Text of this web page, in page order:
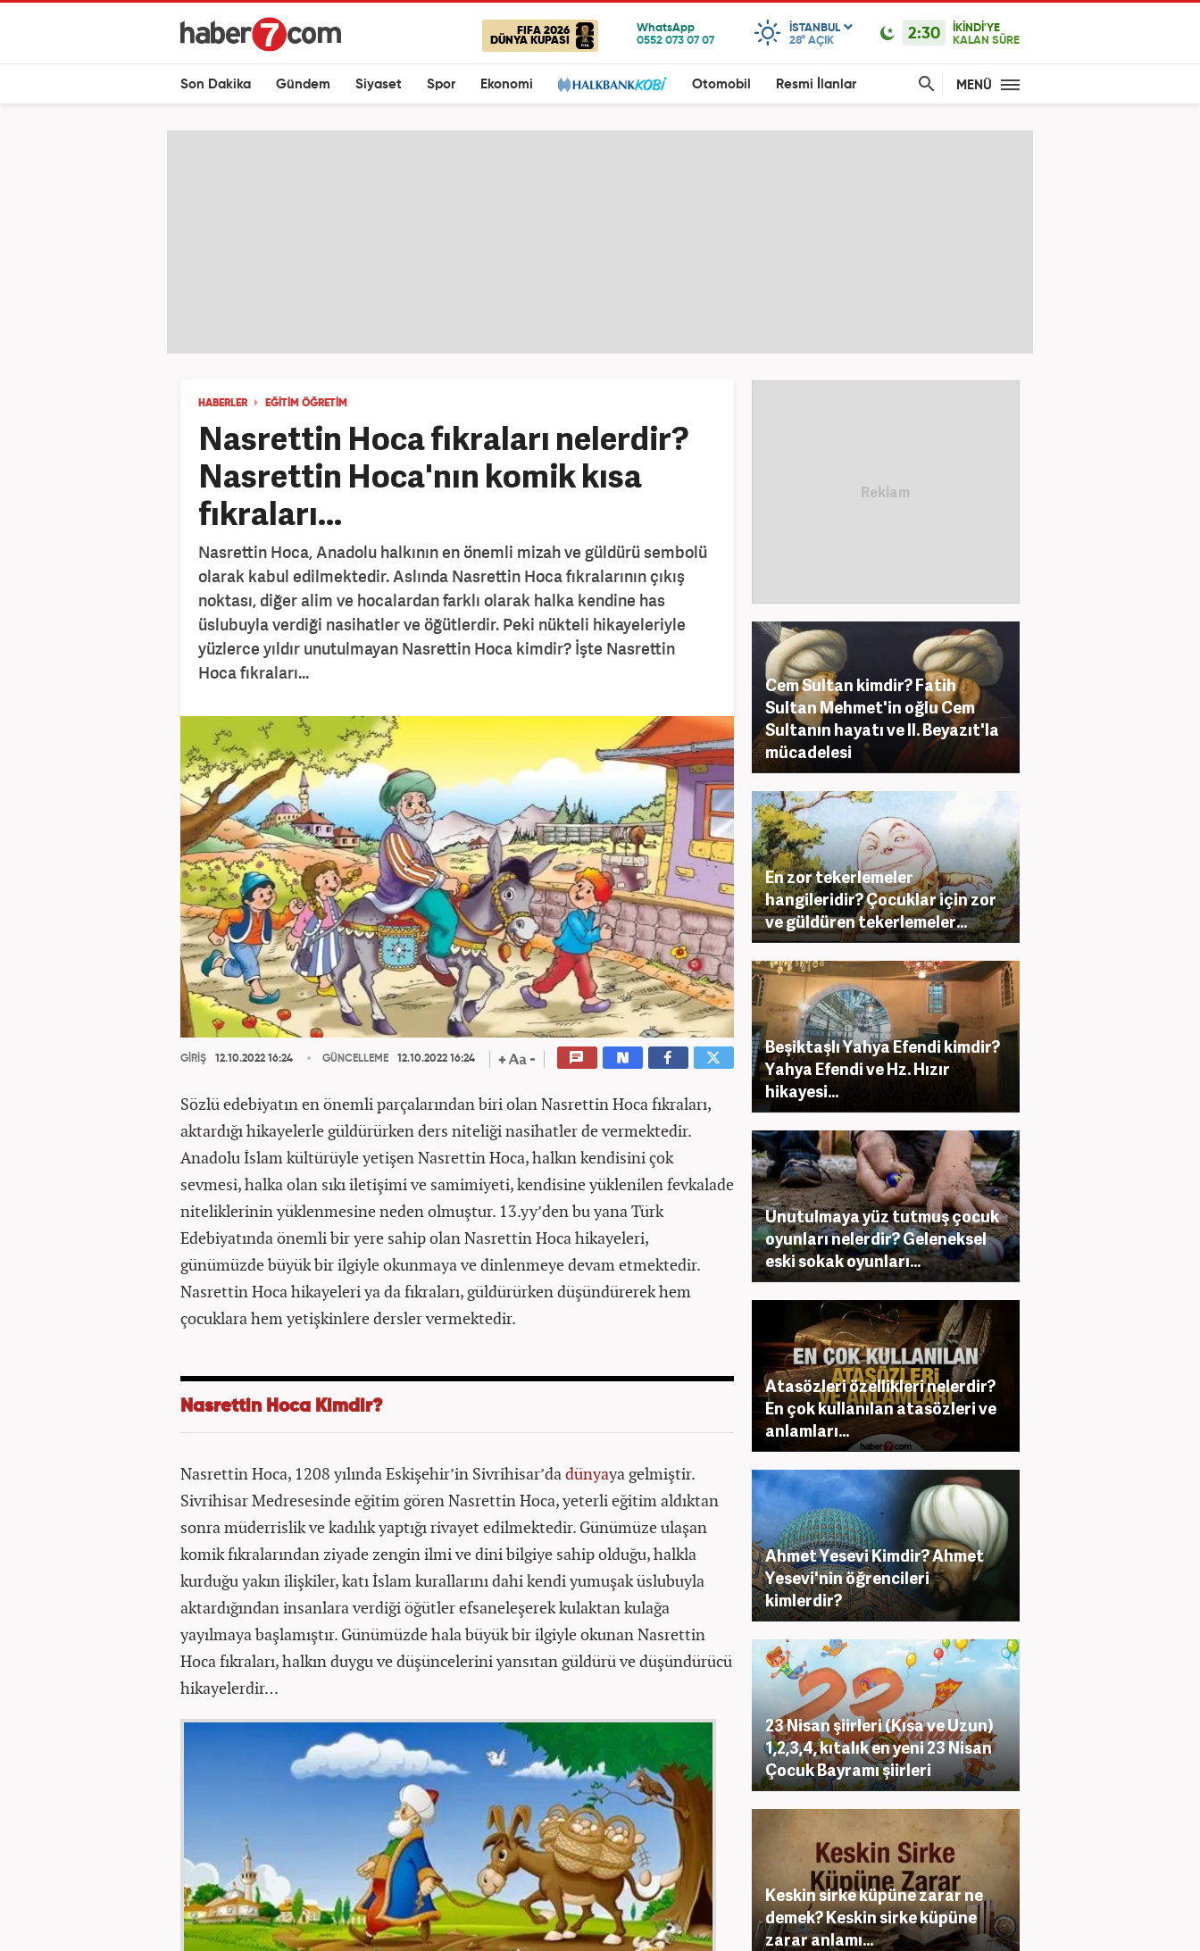
FIFA 2026
DÜNYA KUPASI
ISTANBUL
28° AÇIK 2:30
İKİNDİ'YE
KALAN SÜRE
Son Dakika Gündem Siyaset Spor Ekonomi Otomobil Resmi İlanlar MENÜ
HABERLER EĞİTİM ÖĞRETİM
Nasrettin Hoca fıkraları nelerdir?
Nasrettin Hoca'nın komik kısa
fıkraları...
Nasrettin Hoca, Anadolu halkının en önemli mizah ve güldürü sembolü
olarak kabul edilmektedir. Aslında Nasrettin Hoca fıkralarının çıkış
noktası, diğer alim ve hocalardan farklı olarak halka kendine has
üslubuyla verdiği nasihatler ve öğütlerdir. Peki nükteli hikayeleriyle
yüzlerce yıldır unutulmayan Nasrettin Hoca kimdir? İşte Nasrettin
Hoca fıkraları...
GİRİŞ 12.10.2022 16:24 GÜNCELLEME 12.10.2022 16:24
Sözlü edebiyatın en önemli parçalarından biri olan Nasrettin Hoca fıkraları,
aktardığı hikayelerle güldürürken ders niteliği nasihatler de vermektedir.
Anadolu İslam kültürüyle yetişen Nasrettin Hoca, halkın kendisini çok
sevmesi, halka olan sıkı iletişimi ve samimiyeti, kendisine yüklenilen fevkalade
niteliklerinin yüklenmesine neden olmuştur. 13.yy’den bu yana Türk
Edebiyatında önemli bir yere sahip olan Nasrettin Hoca hikayeleri,
günümüzde büyük bir ilgiyle okunmaya ve dinlenmeye devam etmektedir.
Nasrettin Hoca hikayeleri ya da fıkraları, güldürürken düşündürerek hem
çocuklara hem yetişkinlere dersler vermektedir.
Nasrettin Hoca Kimdir?
Nasrettin Hoca, 1208 yılında Eskişehir’in Sivrihisar’dadünyaya gelmiştir.
Sivrihisar Medresesinde eğitim gören Nasrettin Hoca, yeterli eğitim aldıktan
sonra müderrislik ve kadılık yaptığı rivayet edilmektedir. Günümüze ulaşan
komik fıkralarından ziyade zengin ilmi ve dini bilgiye sahip olduğu, halkla
kurduğu yakın ilişkiler, katı İslam kurallarını dahi kendi yumuşak üslubuyla
aktardığından insanlara verdiği öğütler efsaneleşerek kulaktan kulağa
yayılmaya başlamıştır. Günümüzde hala büyük bir ilgiyle okunan Nasrettin
Hoca fıkraları, halkın duygu ve düşüncelerini yansıtan güldürü ve düşündürücü
hikayelerdir…
Cem Sultan kimdir? Fatih
Sultan Mehmet'in oğlu Cem
Sultanın hayatı ve II. Beyazıt'la
mücadelesi
En zor tekerlemeler
hangileridir? Çocuklar için zor
ve güldüren tekerlemeler...
Beşiktaşlı Yahya Efendi kimdir?
Yahya Efendi ve Hz. Hızır
hikayesi...
Unutulmaya yüz tutmuş çocuk
oyunları nelerdir? Geleneksel
eski sokak oyunları...
Atasözleri özellikleri nelerdir?
En çok kullanılan atasözleri ve
anlamları...
Ahmet Yesevi Kimdir? Ahmet
Yesevi'nin öğrencileri
kimlerdir?
23 Nisan şiirleri (Kısa ve Uzun)
1,2,3,4, kıtalık en yeni 23 Nisan
Çocuk Bayramı şiirleri
Keskin sirke küpüne zarar ne
demek? Keskin sirke küpüne
zarar anlamı...